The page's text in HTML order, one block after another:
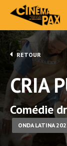
RETOUR
CRIA
Comédie
ONDA LATINA